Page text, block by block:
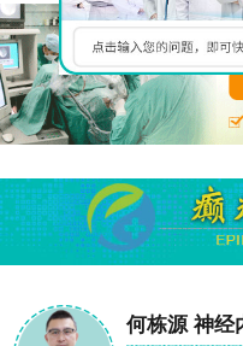
何栋源 神经